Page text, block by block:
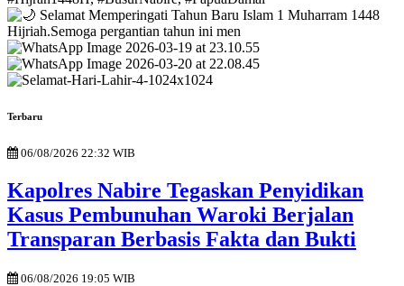
Terbaru
06/08/2026 22:32 WIB
Kapolres Nabire Tegaskan Penyidikan
Kasus Pembunuhan Waroki Berjalan
Transparan Berbasis Fakta dan Bukti
06/08/2026 19:05 WIB